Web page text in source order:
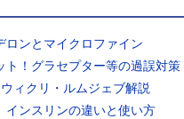
ロンとマイクロファイン
ト！グラセプター等の過誤対策
ィクリ・ルムジェブ解説
インスリンの違いと使い方